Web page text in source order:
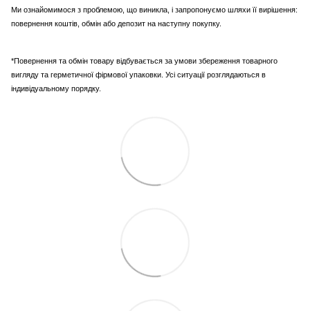
Ми ознайомимося з проблемою, що виникла, і запропонуємо шляхи її вирішення:
повернення коштів, обмін або депозит на наступну покупку.
*Повернення та обмін товару відбувається за умови збереження товарного
вигляду та герметичної фірмової упаковки. Усі ситуації розглядаються в
індивідуальному порядку.